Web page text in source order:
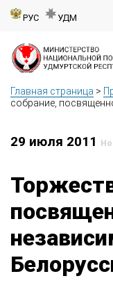
РУС УДМ
Главная страница >
собрание,
29 июля 2011